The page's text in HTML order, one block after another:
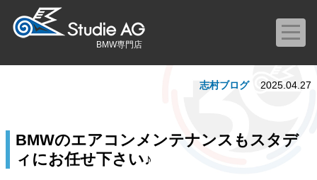
BMW専門店
BMWのエアコンメンテナンスもスタデ
ィにお任せ下さい♪
志村ブログ 2025.04.27